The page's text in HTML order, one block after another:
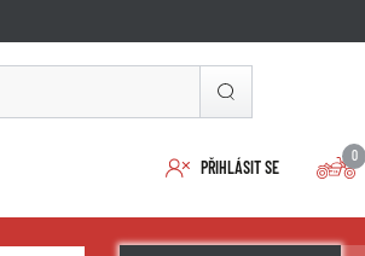
PŘIHLÁSIT SE
0